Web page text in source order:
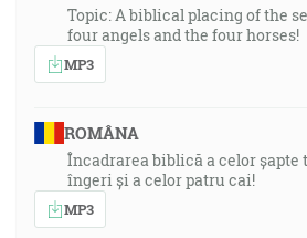
Topic: A biblical placing of the
four angels and the four horses!
MP3
ROMÂNA
Încadrarea biblică a celor șapte
îngeri și a celor patru cai!
MP3